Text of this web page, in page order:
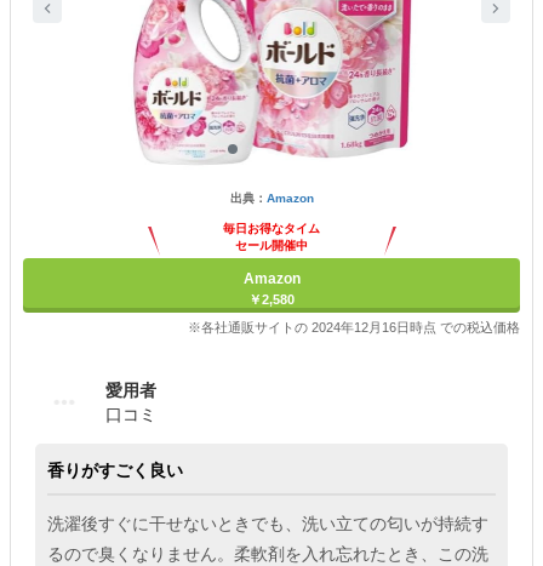
出典： Amazon
毎日お得なタイム
セール開催中
Amazon
￥2,580
※各社通販サイトの 2024年12月16日時点 での税込価格
愛用者
口コミ
香りがすごく良い
洗濯後すぐに干せないときでも、洗い立ての匂いが持続す
るので臭くなりません。柔軟剤を入れ忘れたとき、この洗